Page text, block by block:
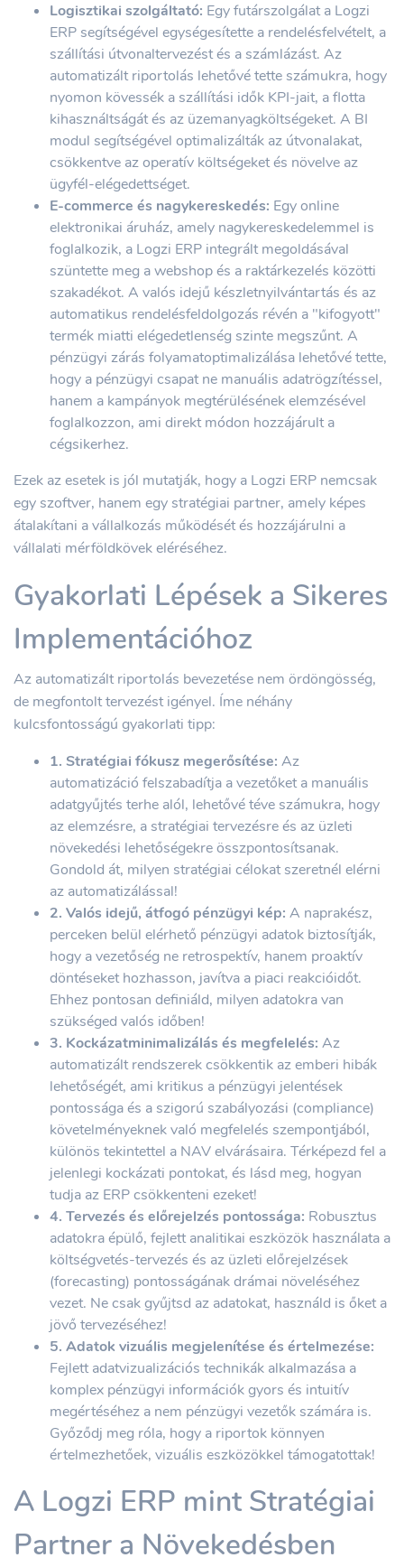
Logisztikai szolgáltató: Egy futárszolgálat a Logzi
ERP segítségével egységesítette a rendelésfelvételt, a
szállítási útvonaltervezést és a számlázást. Az
automatizált riportolás lehetővé tette számukra, hogy
nyomon kövessék a szállítási idők KPI-jait, a flotta
kihasználtságát és az üzemanyagköltségeket. A BI
modul segítségével optimalizálták az útvonalakat,
csökkentve az operatív költségeket és növelve az
ügyfél-elégedettséget.
E-commerce és nagykereskedés: Egy online
elektronikai áruház, amely nagykereskedelemmel is
foglalkozik, a Logzi ERP integrált megoldásával
szüntette meg a webshop és a raktárkezelés közötti
szakadékot. A valós idejű készletnyilvántartás és az
automatikus rendelésfeldolgozás révén a "kifogyott"
termék miatti elégedetlenség szinte megszűnt. A
pénzügyi zárás folyamatoptimalizálása lehetővé tette,
hogy a pénzügyi csapat ne manuális adatrögzítéssel,
hanem a kampányok megtérülésének elemzésével
foglalkozzon, ami direkt módon hozzájárult a
cégsikerhez.
Ezek az esetek is jól mutatják, hogy a Logzi ERP nemcsak
egy szoftver, hanem egy stratégiai partner, amely képes
átalakítani a vállalkozás működését és hozzájárulni a
vállalati mérföldkövek eléréséhez.
Gyakorlati Lépések a Sikeres
Implementációhoz
Az automatizált riportolás bevezetése nem ördöngösség,
de megfontolt tervezést igényel. Íme néhány
kulcsfontosságú gyakorlati tipp:
1. Stratégiai fókusz megerősítése: Az
automatizáció felszabadítja a vezetőket a manuális
adatgyűjtés terhe alól, lehetővé téve számukra, hogy
az elemzésre, a stratégiai tervezésre és az üzleti
növekedési lehetőségekre összpontosítsanak.
Gondold át, milyen stratégiai célokat szeretnél elérni
az automatizálással!
2. Valós idejű, átfogó pénzügyi kép: A naprakész,
perceken belül elérhető pénzügyi adatok biztosítják,
hogy a vezetőség ne retrospektív, hanem proaktív
döntéseket hozhasson, javítva a piaci reakcióidőt.
Ehhez pontosan definiáld, milyen adatokra van
szükséged valós időben!
3. Kockázatminimalizálás és megfelelés: Az
automatizált rendszerek csökkentik az emberi hibák
lehetőségét, ami kritikus a pénzügyi jelentések
pontossága és a szigorú szabályozási (compliance)
követelményeknek való megfelelés szempontjából,
különös tekintettel a NAV elvárásaira. Térképezd fel a
jelenlegi kockázati pontokat, és lásd meg, hogyan
tudja az ERP csökkenteni ezeket!
4. Tervezés és előrejelzés pontossága: Robusztus
adatokra épülő, fejlett analitikai eszközök használata a
költségvetés-tervezés és az üzleti előrejelzések
(forecasting) pontosságának drámai növeléséhez
vezet. Ne csak gyűjtsd az adatokat, használd is őket a
jövő tervezéséhez!
5. Adatok vizuális megjelenítése és értelmezése:
Fejlett adatvizualizációs technikák alkalmazása a
komplex pénzügyi információk gyors és intuitív
megértéséhez a nem pénzügyi vezetők számára is.
Győződj meg róla, hogy a riportok könnyen
értelmezhetőek, vizuális eszközökkel támogatottak!
A Logzi ERP mint Stratégiai
Partner a Növekedésben